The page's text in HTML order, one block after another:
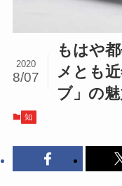
もはや
メとも
ブ」の
2020
8/07
知